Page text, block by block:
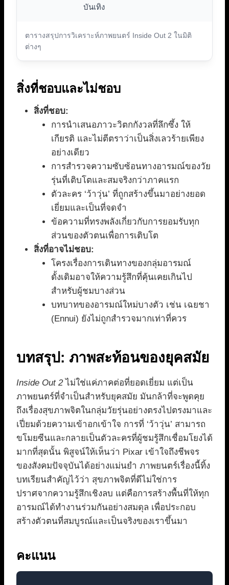
ตารางสรุปการวิเคราะห์ภาพยนตร์ Inside Out 2 ในมิติ
ต่างๆ
บันเทิง
สิ่งที่ชอบและไม่ชอบ
สิ่งที่ชอบ:
การนำเสนอภาวะวิตกกังวลที่ลึกซึ้ง ให้
เกียรติ และไม่ตีตราว่าเป็นสิ่งเลวร้ายเพียง
อย่างเดียว
การสำรวจความซับซ้อนทางอารมณ์ของวัย
รุ่นที่เติบโตและสมจริงกว่าภาคแรก
ตัวละคร ‘ว้าวุ่น’ ที่ถูกสร้างขึ้นมาอย่างยอด
เยี่ยมและเป็นที่จดจำ
ข้อความที่ทรงพลังเกี่ยวกับการยอมรับทุก
ส่วนของตัวตนเพื่อการเติบโต
สิ่งที่อาจไม่ชอบ:
โครงเรื่องการเดินทางของกลุ่มอารมณ์
ดั้งเดิมอาจให้ความรู้สึกที่คุ้นเคยเกินไป
สำหรับผู้ชมบางส่วน
บทบาทของอารมณ์ใหม่บางตัว เช่น เฉยชา
(Ennui) ยังไม่ถูกสำรวจมากเท่าที่ควร
บทสรุป: ภาพสะท้อนของยุคสมัย
Inside Out 2ไม่ใช่แค่ภาคต่อที่ยอดเยี่ยม แต่เป็น
ภาพยนตร์ที่จำเป็นสำหรับยุคสมัย มันกล้าที่จะพูดคุย
ถึงเรื่องสุขภาพจิตในกลุ่มวัยรุ่นอย่างตรงไปตรงมาและ
เปี่ยมด้วยความเข้าอกเข้าใจ การที่ ‘ว้าวุ่น’ สามารถ
ขโมยซีนและกลายเป็นตัวละครที่ผู้ชมรู้สึกเชื่อมโยงได้
มากที่สุดนั้น พิสูจน์ให้เห็นว่า Pixar เข้าใจถึงชีพจร
ของสังคมปัจจุบันได้อย่างแม่นยำ ภาพยนตร์เรื่องนี้ทิ้ง
บทเรียนสำคัญไว้ว่า สุขภาพจิตที่ดีไม่ใช่การ
ปราศจากความรู้สึกเชิงลบ แต่คือการสร้างพื้นที่ให้ทุก
อารมณ์ได้ทำงานร่วมกันอย่างสมดุล เพื่อประกอบ
สร้างตัวตนที่สมบูรณ์และเป็นจริงของเราขึ้นมา
คะแนน